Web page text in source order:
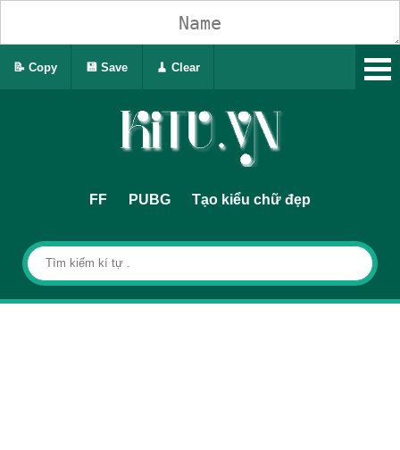
FF PUBG Tạo kiểu chữ đẹp
📝 Copy 💾 Save 🧹 Clear